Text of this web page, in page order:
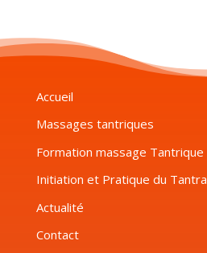
Accueil
Massages tantriques
Formation massage Tantrique
Initiation et Pratique du Tantra
Actualité
Contact